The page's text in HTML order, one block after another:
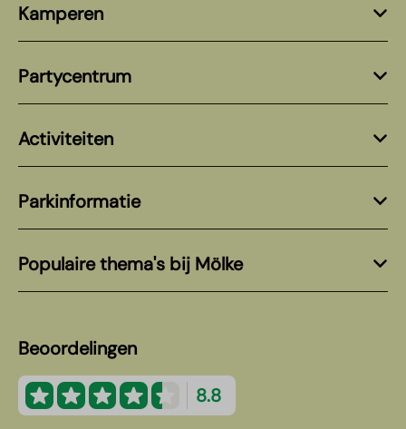
Kamperen
Partycentrum
Activiteiten
Parkinformatie
Populaire thema's bij Mölke
Beoordelingen
8.8